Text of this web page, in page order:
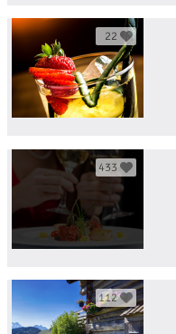
22
433
112